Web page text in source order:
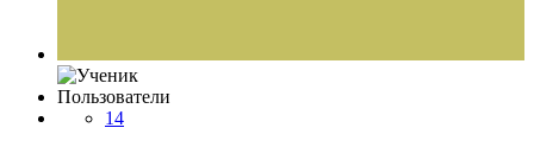
Пользователи
14